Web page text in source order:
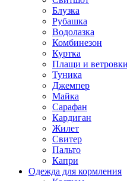
Блузка
Рубашка
Водолазка
Комбинезон
Куртка
Плащи и ветровки
Туника
Джемпер
Майка
Сарафан
Кардиган
Жилет
Свитер
Пальто
Капри
Одежда для кормления